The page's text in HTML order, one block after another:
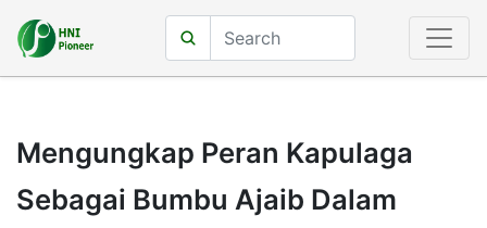
Mengungkap Peran Kapulaga
Sebagai Bumbu Ajaib Dalam